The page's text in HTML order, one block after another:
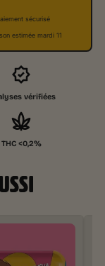
sécurisé
estimée mardi 11
vérifiées
THC <0,2%